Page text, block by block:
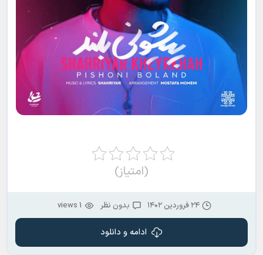
(امتیاز)
۲۴ فروردین ۱۴۰۲ بدون نظر 1 views
ادامه و دانلود